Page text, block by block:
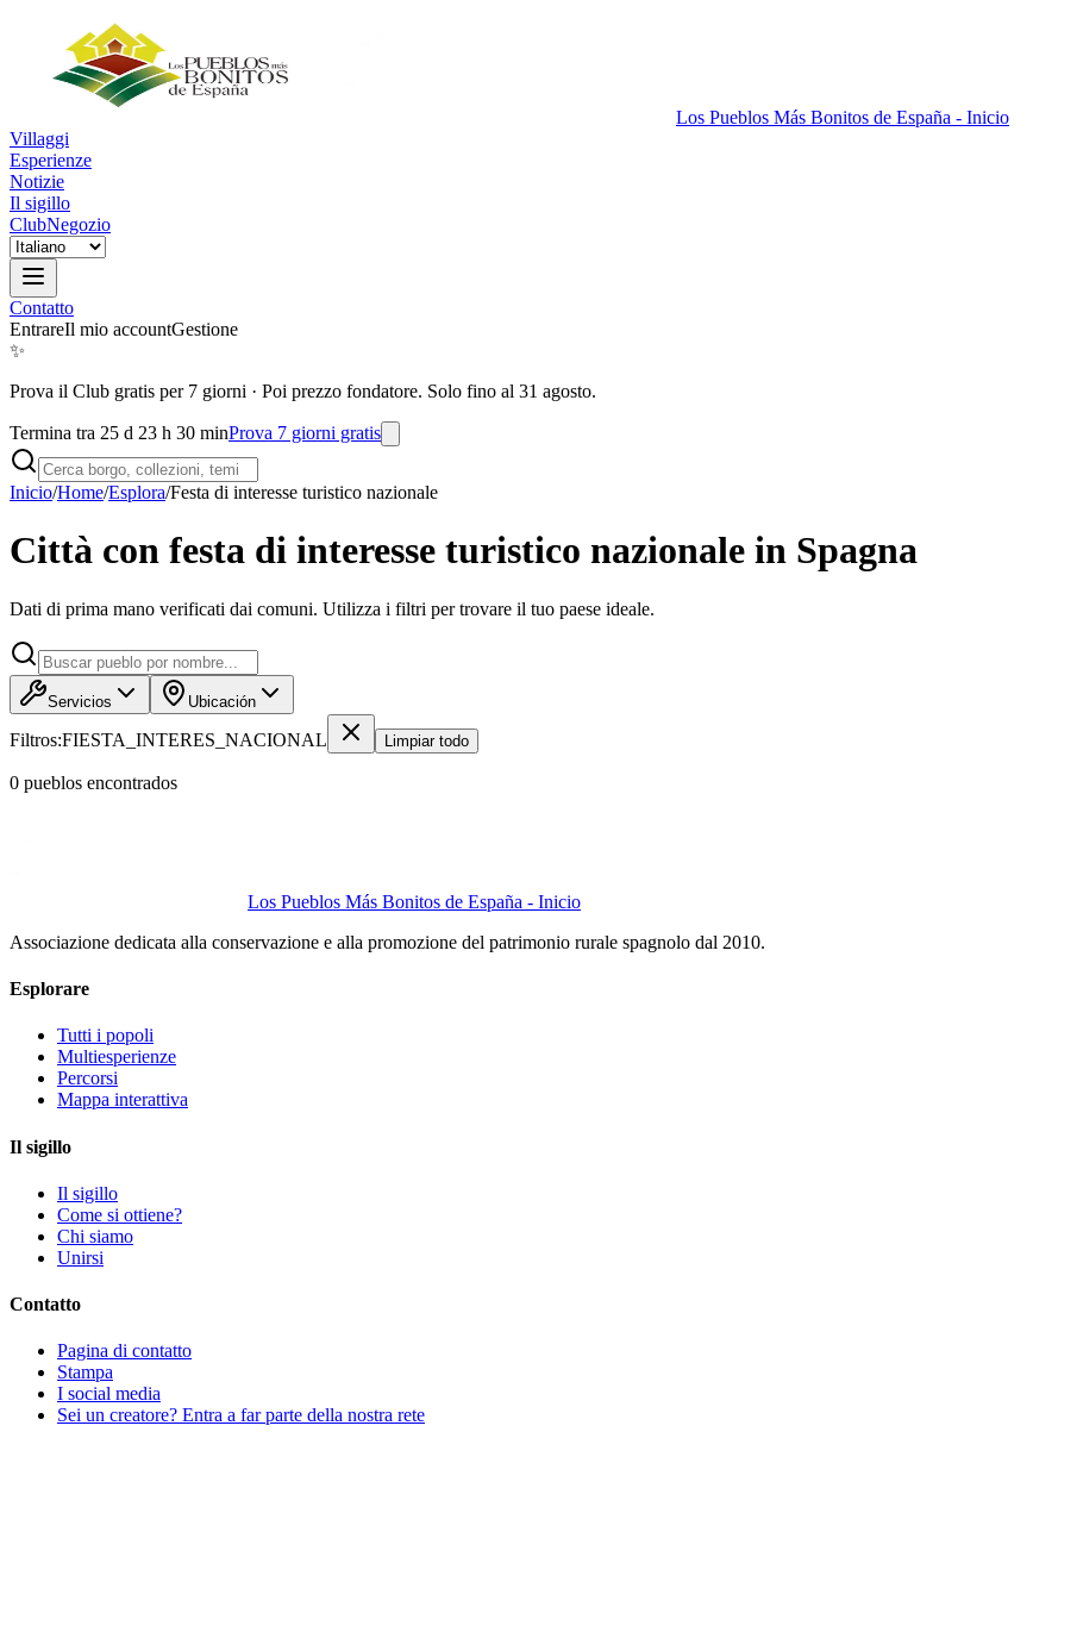
Los Pueblos Más Bonitos de España - Inicio
Villaggi
Esperienze
Notizie
Il sigillo
ClubNegozio
Contatto
EntrareIl mio accountGestione
✨
Prova il Club gratis per 7 giorni · Poi prezzo fondatore. Solo fino al 31 agosto.
Termina tra 25 d 23 h 30 minProva 7 giorni gratis
Inicio/Home/Esplora/Festa di interesse turistico nazionale
Città con festa di interesse turistico nazionale in Spagna
Dati di prima mano verificati dai comuni. Utilizza i filtri per trovare il tuo paese ideale.
Servicios Ubicación
Filtros:FIESTA_INTERES_NACIONAL Limpiar todo
0 pueblos encontrados
Los Pueblos Más Bonitos de España - Inicio
Associazione dedicata alla conservazione e alla promozione del patrimonio rurale spagnolo dal 2010.
Esplorare
Tutti i popoli
Multiesperienze
Percorsi
Mappa interattiva
Il sigillo
Il sigillo
Come si ottiene?
Chi siamo
Unirsi
Contatto
Pagina di contatto
Stampa
I social media
Sei un creatore? Entra a far parte della nostra rete